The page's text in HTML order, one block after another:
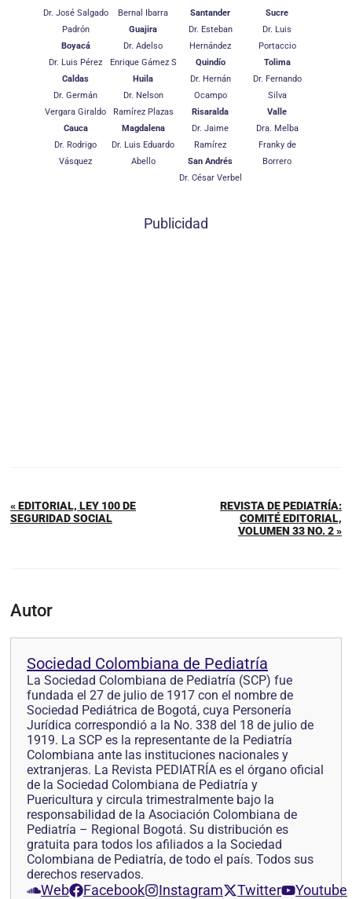
Dr. José Salgado
Padrón
Boyacá
Dr. Luis Pérez
Caldas
Dr. Germán
Vergara Giraldo
Cauca
Dr. Rodrigo
Vásquez
Bernal Ibarra
Guajira
Dr. Adelso
Enrique Gámez S
Huila
Dr. Nelson
Ramírez Plazas
Magdalena
Dr. Luis Eduardo
Abello
Santander
Dr. Esteban
Hernández
Quindío
Dr. Hernán
Ocampo
Risaralda
Dr. Jaime
Ramírez
San Andrés
Dr. César Verbel
Sucre
Dr. Luis
Portaccio
Tolima
Dr. Fernando
Silva
Valle
Dra. Melba
Franky de
Borrero
Publicidad
« EDITORIAL, LEY 100 DE
SEGURIDAD SOCIAL
REVISTA DE PEDIATRÍA:
COMITÉ EDITORIAL,
VOLUMEN 33 NO. 2 »
Autor
Sociedad Colombiana de Pediatría
La Sociedad Colombiana de Pediatría (SCP) fue
fundada el 27 de julio de 1917 con el nombre de
Sociedad Pediátrica de Bogotá, cuya Personería
Jurídica correspondió a la No. 338 del 18 de julio de
1919. La SCP es la representante de la Pediatría
Colombiana ante las instituciones nacionales y
extranjeras. La Revista PEDIATRÍA es el órgano oficial
de la Sociedad Colombiana de Pediatría y
Puericultura y circula trimestralmente bajo la
responsabilidad de la Asociación Colombiana de
Pediatría – Regional Bogotá. Su distribución es
gratuita para todos los afiliados a la Sociedad
Colombiana de Pediatría, de todo el país. Todos sus
derechos reservados.
Web Facebook Instagram Twitter Youtube